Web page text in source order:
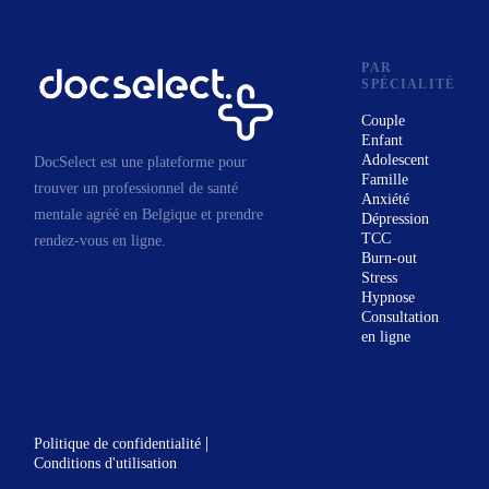
pour vous aider à
questions essentielles
que vous vous posez
peut-être : «Comment
vais-je construire une
faire de ce que la vie a
DocSelect est une plateforme pour
trouver un professionnel de santé
mentale agréé en Belgique et prendre
rendez-vous en ligne.
PAR
SPÉCIALITÉ
Couple
Enfant
Adolescent
Famille
Anxiété
Dépression
TCC
Burn-out
Stress
Hypnose
Consultation
en ligne
Politique de confidentialité |
Conditions d'utilisation